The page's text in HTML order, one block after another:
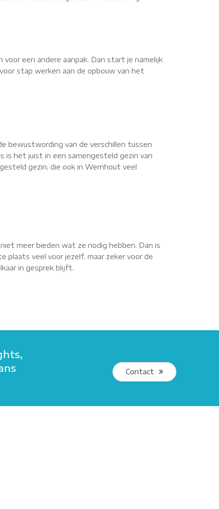
een andere aanpak. Dan start je namelijk
stap werken aan de opbouw van het
bewustwording van de verschillen tussen
is het juist in een samengesteld gezin van
gezin, die ook in Wernhout veel
meer bieden wat ze nodig hebben. Dan is
veel voor jezelf, maar zeker voor de
in gesprek blijft.
Contact